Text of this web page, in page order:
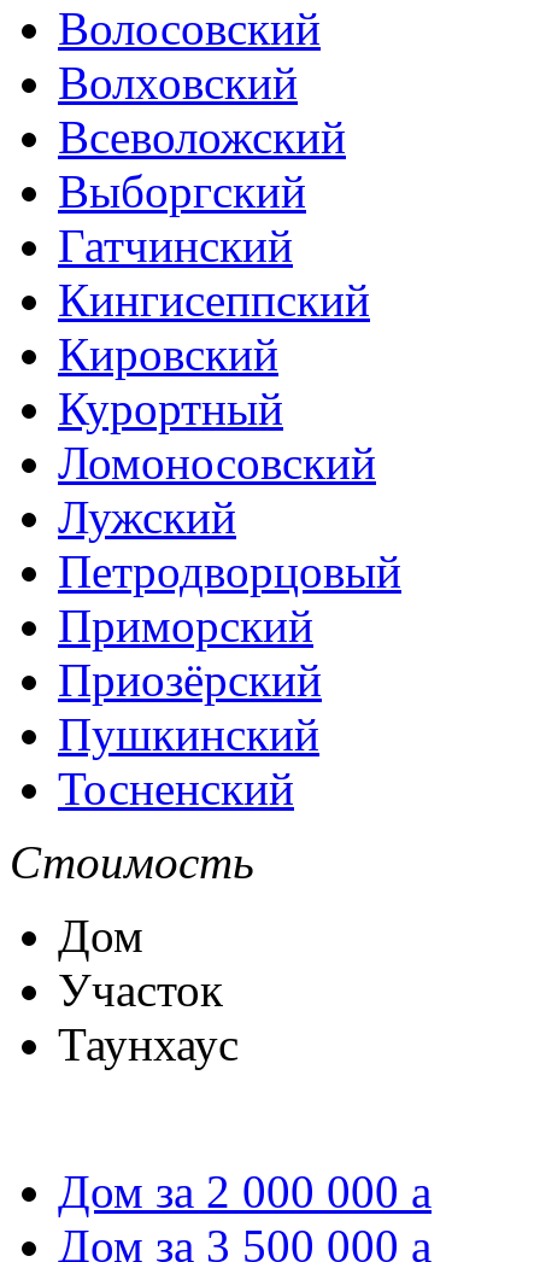
Волосовский
Волховский
Всеволожский
Выборгский
Гатчинский
Кингисеппский
Кировский
Курортный
Ломоносовский
Лужский
Петродворцовый
Приморский
Приозёрский
Пушкинский
Тосненский
Стоимость
Дом
Участок
Таунхаус
Дом за 2 000 000 a
Дом за 3 500 000 a